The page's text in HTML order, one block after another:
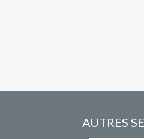
AUTRES